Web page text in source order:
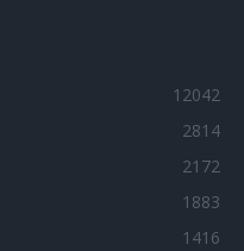
12042
2814
2172
1883
1416